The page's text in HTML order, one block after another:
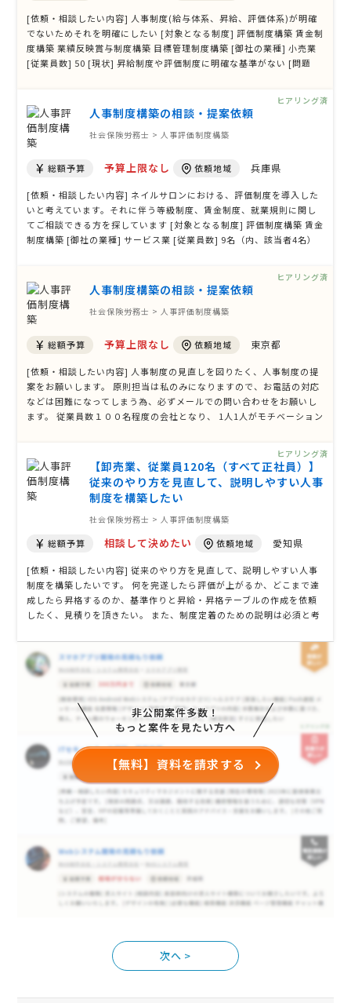
[依頼・相談したい内容] 人事制度(給与体系、昇給、評価体系)が明確
でないためそれを明確にしたい [対象となる制度] 評価制度構築 賃金制
度構築 業績反映賞与制度構築 目標管理制度構築 [御社の業種] 小売業
[従業員数] 50 [現状] 昇給制度や評価制度に明確な基準がない [問題
人事制度構築の相談・提案依頼
社会保険労務士 > 人事評価制度構築
総額予算 予算上限なし 依頼地域 兵庫県
[依頼・相談したい内容] ネイルサロンにおける、評価制度を導入した
いと考えています。それに伴う等級制度、賃金制度、就業規則に関し
てご相談できる方を探しています [対象となる制度] 評価制度構築 賃金
制度構築 [御社の業種] サービス業 [従業員数] 9名（内、該当者4名）
るべきこと …
ヒアリング済
人事制度構築の相談・提案依頼
社会保険労務士 > 人事評価制度構築
総額予算 予算上限なし 依頼地域 東京都
[依頼・相談したい内容] 人事制度の見直しを図りたく、人事制度の提
案をお願いします。 原則担当は私のみになりますので、お電話の対応
などは困難になってしまう為、必ずメールでの問い合わせをお願いし
ます。 従業員数１００名程度の会社となり、 1人1人がモチベーション
名 [現 …
ヒアリング済
【卸売業、従業員120名（すべて正社員）】
従来のやり方を見直して、説明しやすい人事
制度を構築したい
社会保険労務士 > 人事評価制度構築
総額予算 相談して決めたい 依頼地域 愛知県
[依頼・相談したい内容] 従来のやり方を見直して、説明しやすい人事
制度を構築したいです。 何を完遂したら評価が上がるか、どこまで達
成したら昇格するのか、基準作りと昇給・昇格テーブルの作成を依頼
したく、見積りを頂きたい。 また、制度定着のための説明は必須と考
ほうで、弊社の社員へお話しの機会をとっていただく場合についても
お見積りください。 …
ヒアリング済
非公開案件多数！
もっと案件を見たい方へ
【無料】資料を請求する
>